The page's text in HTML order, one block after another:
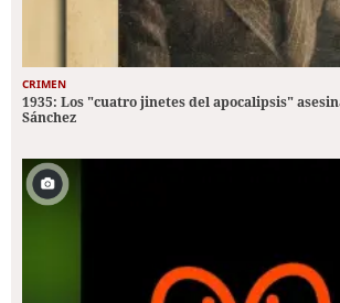
CRIMEN
1935: Los "cuatro jinetes del apocalipsis"
Sánchez